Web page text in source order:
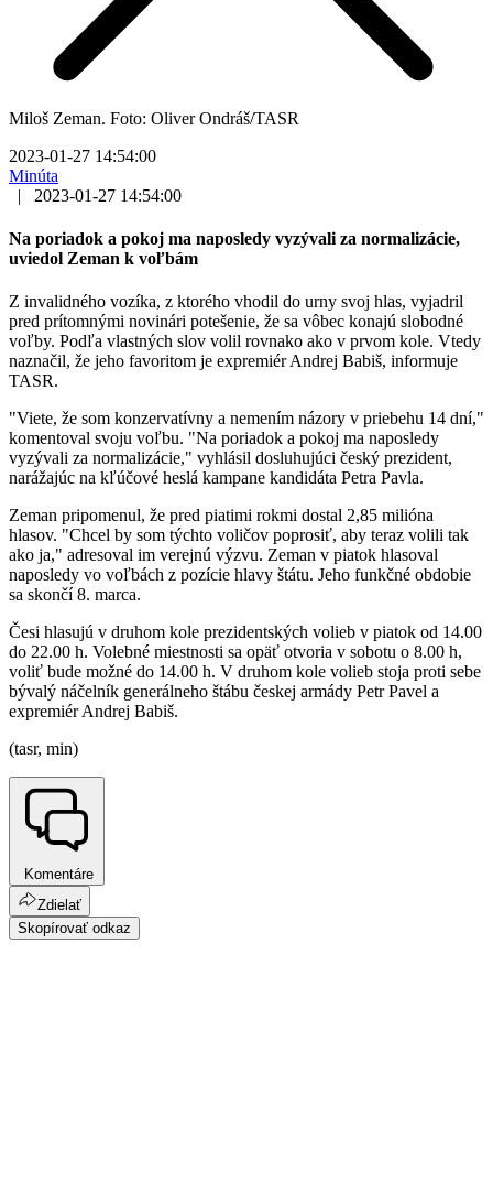
Miloš Zeman. Foto: Oliver Ondráš/TASR
2023-01-27 14:54:00
Minúta
|
2023-01-27 14:54:00
Na poriadok a pokoj ma naposledy vyzývali za normalizácie,
uviedol Zeman k voľbám
Z invalidného vozíka, z ktorého vhodil do urny svoj hlas, vyjadril
pred prítomnými novinári potešenie, že sa vôbec konajú slobodné
voľby. Podľa vlastných slov volil rovnako ako v prvom kole. Vtedy
naznačil, že jeho favoritom je expremiér Andrej Babiš, informuje
TASR.
"Viete, že som konzervatívny a nemením názory v priebehu 14 dní,"
komentoval svoju voľbu. "Na poriadok a pokoj ma naposledy
vyzývali za normalizácie," vyhlásil dosluhujúci český prezident,
narážajúc na kľúčové heslá kampane kandidáta Petra Pavla.
Zeman pripomenul, že pred piatimi rokmi dostal 2,85 milióna
hlasov. "Chcel by som týchto voličov poprosiť, aby teraz volili tak
ako ja," adresoval im verejnú výzvu. Zeman v piatok hlasoval
naposledy vo voľbách z pozície hlavy štátu. Jeho funkčné obdobie
sa skončí 8. marca.
Česi hlasujú v druhom kole prezidentských volieb v piatok od 14.00
do 22.00 h. Volebné miestnosti sa opäť otvoria v sobotu o 8.00 h,
voliť bude možné do 14.00 h. V druhom kole volieb stoja proti sebe
bývalý náčelník generálneho štábu českej armády Petr Pavel a
expremiér Andrej Babiš.
(tasr, min)
Komentáre
Zdielať
Skopírovať odkaz